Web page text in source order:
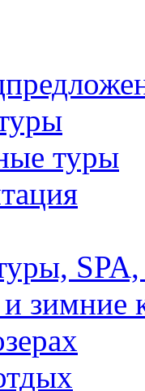
туры
SPA,
зимние